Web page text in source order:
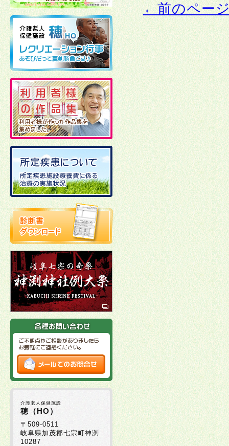
←前のペー
介護老人保健施設
穂（HO）
〒509-0511
岐阜県加茂郡七宗町神渕
10287